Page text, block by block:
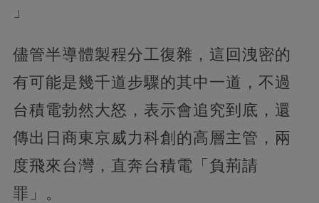
」
儘管半導體製程分工復雜，這回洩密的
有可能是幾千道步驟的其中一道，不過
台積電勃然大怒，表示會追究到底，還
傳出日商東京威力科創的高層主管，兩
度飛來台灣，直奔台積電「負荊請
罪」。